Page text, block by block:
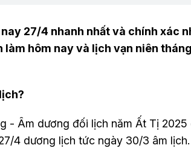
27/4 nhanh nhất và chính xác
hôm nay và lịch vạn niên
- Âm dương đối lịch năm Ất Tị 2025
4 dương lịch tức ngày 30/3 âm